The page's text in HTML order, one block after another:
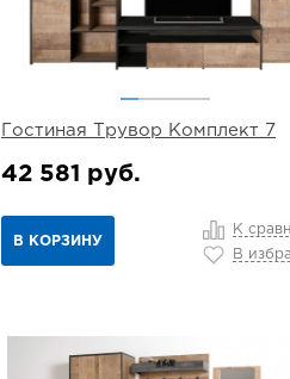
Гостиная Трувор Комплект 7
42 581 руб.
В КОРЗИНУ
К
В